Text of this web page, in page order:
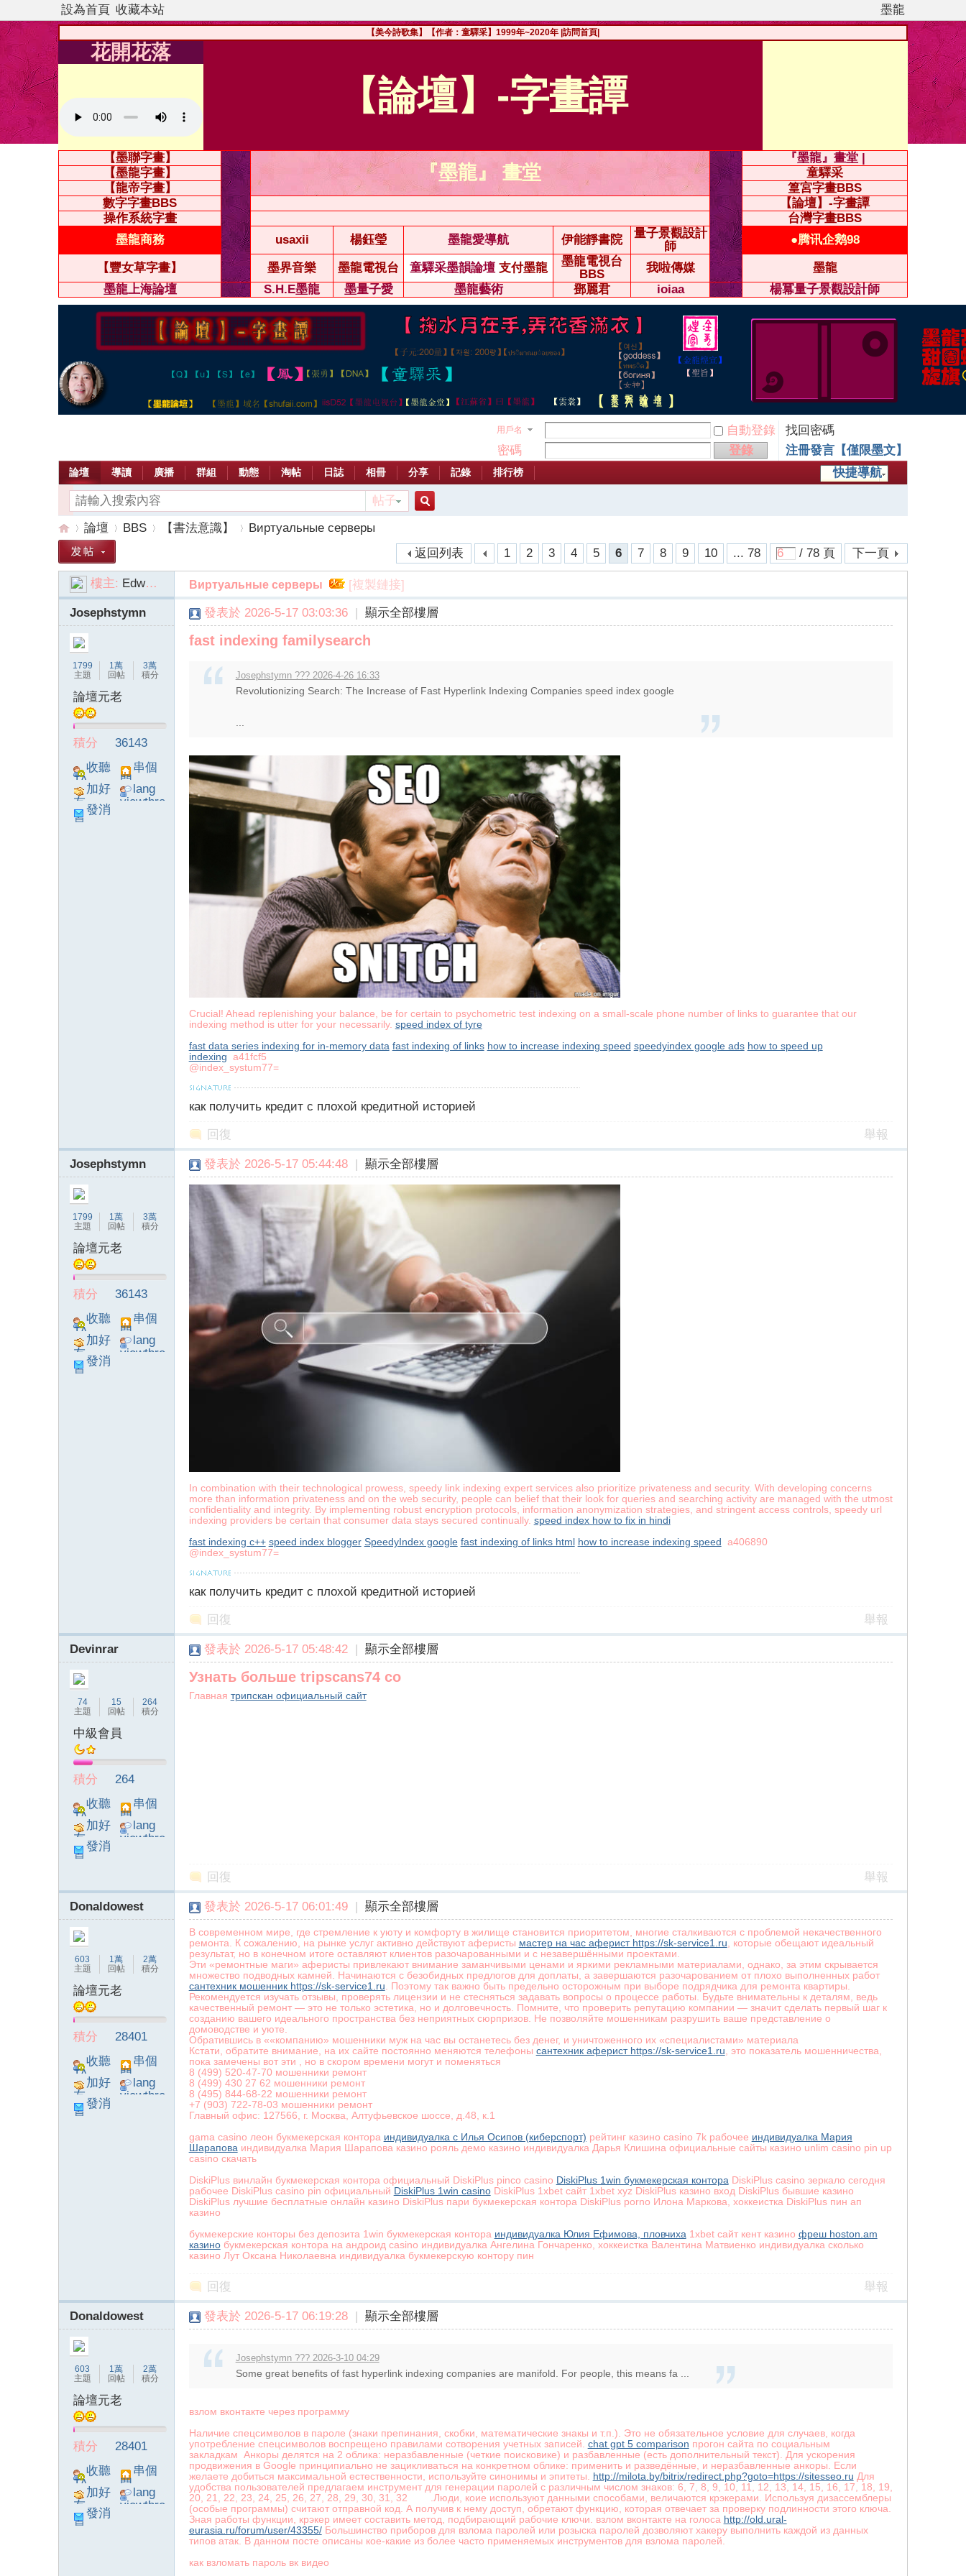
設為首頁 收藏本站 墨龍
【美今詩歌集】【作者：童驛采】1999年~2020年 |訪問首頁|
花開花落
【論壇】-字畫譚
【墨聯字畫】
『墨龍』 畫堂
『墨龍』畫堂 |
【墨龍字畫】
童驛采
【龍帝字畫】
篁宮字畫BBS
數字字畫BBS
【論壇】-字畫譚
操作系統字畫
台灣字畫BBS
墨龍商務
usaxii 楊鈺瑩 墨龍愛導航 伊能靜書院
量子景觀設計
師
●腾讯企鹅98
【豐女草字畫】 墨界音樂 墨龍電視台 童驛采墨韻論壇 支付墨龍
墨龍電視台
BBS
我啦傳媒
墨龍
墨龍上海論壇
S.H.E墨龍 墨量子愛 墨龍藝術 鄧麗君 ioiaa 楊冪量子景觀設計師
用戶名 自動登錄
找回密碼
密碼
登錄
注冊發言【僅限墨文】
快捷導航
論壇 導讀 廣播 群組 動態 淘帖 日誌 相冊 分享 記錄 排行榜
帖子
»
論壇
›
BBS
›
【書法意識】
›
Виртуальные серверы
1
2 3 4 5 6 7 8 9 10 ... 78 / 78 頁 下一頁
返回列表
樓主: EdwardslaMy Виртуальные серверы [複製鏈接]
Josephstymn
1799
主題
1萬
回帖
3萬
積分
論壇元老
積分
36143
收聽
TA
串個
門
加好
友
lang
viewthre
發消
息
發表於 2026-5-17 03:03:36 | 顯示全部樓層
fast indexing familysearch
Josephstymn ??? 2026-4-26 16:33
Revolutionizing Search: The Increase of Fast Hyperlink Indexing Companies speed index google
Crucial! Ahead replenishing your balance, be for certain to psychometric test indexing on a small-scale phone number of links to guarantee that our
indexing method is utter for your necessarily. speed index of tyre
fast data series indexing for in-memory data fast indexing of links how to increase indexing speed speedyindex google ads how to speed up
indexing a41fcf5
@index_systum77=
как получить кредит с плохой кредитной историей
回復 舉報
Josephstymn
1799
主題
1萬
回帖
3萬
積分
論壇元老
積分
36143
收聽
TA
串個
門
加好
友
lang
viewthre
發消
息
發表於 2026-5-17 05:44:48 | 顯示全部樓層
In combination with their technological prowess, speedy link indexing expert services also prioritize privateness and security. With developing concerns
more than information privateness and on the web security, people can belief that their look for queries and searching activity are managed with the utmost
confidentiality and integrity. By implementing robust encryption protocols, information anonymization strategies, and stringent access controls, speedy url
indexing providers be certain that consumer data stays secured continually. speed index how to fix in hindi
fast indexing c++ speed index blogger SpeedyIndex google fast indexing of links html how to increase indexing speed a406890
@index_systum77=
как получить кредит с плохой кредитной историей
回復 舉報
Devinrar
74
主題
15
回帖
264
積分
中級會員
積分
264
收聽
TA
串個
門
加好
友
lang
viewthre
發消
息
發表於 2026-5-17 05:48:42 | 顯示全部樓層
Узнать больше tripscans74 co
Главная трипскан официальный сайт
回復 舉報
Donaldowest
603
主題
1萬
回帖
2萬
積分
論壇元老
積分
28401
收聽
TA
串個
門
加好
友
lang
viewthre
發消
息
發表於 2026-5-17 06:01:49 | 顯示全部樓層
В современном мире, где стремление к уюту и комфорту в жилище становится приоритетом, многие сталкиваются с проблемой некачественного
ремонта. К сожалению, на рынке услуг активно действуют аферисты мастер на час аферист https://sk-service1.ru , которые обещают идеальный
результат, но в конечном итоге оставляют клиентов разочарованными и с незавершёнными проектами.
Эти «ремонтные маги» аферисты привлекают внимание заманчивыми ценами и яркими рекламными материалами, однако, за этим скрывается
множество подводных камней. Начинаются с безобидных предлогов для доплаты, а завершаются разочарованием от плохо выполненных работ
сантехник мошенник https://sk-service1.ru . Поэтому так важно быть предельно осторожным при выборе подрядчика для ремонта квартиры.
Рекомендуется изучать отзывы, проверять лицензии и не стесняться задавать вопросы о процессе работы. Будьте внимательны к деталям, ведь
качественный ремонт — это не только эстетика, но и долговечность. Помните, что проверить репутацию компании — значит сделать первый шаг к
созданию вашего идеального пространства без неприятных сюрпризов. Не позволяйте мошенникам разрушить ваше представление о
домоводстве и уюте.
Обратившись в ««компанию» мошенники муж на час вы останетесь без денег, и уничтоженного их «специалистами» материала
Кстати, обратите внимание, на их сайте постоянно меняются телефоны сантехник аферист https://sk-service1.ru , это показатель мошенничества,
пока замечены вот эти , но в скором времени могут и поменяться
8 (499) 520-47-70 мошенники ремонт
8 (499) 430 27 62 мошенники ремонт
8 (495) 844-68-22 мошенники ремонт
+7 (903) 722-78-03 мошенники ремонт
Главный офис: 127566, г. Москва, Алтуфьевское шоссе, д.48, к.1
gama casino леон букмекерская контора индивидуалка с Илья Осипов (киберспорт) рейтинг казино casino 7k рабочее индивидуалка Мария
Шарапова индивидуалка Мария Шарапова казино рояль демо казино индивидуалка Дарья Клишина официальные сайты казино unlim casino pin up
casino скачать
DiskiPlus винлайн букмекерская контора официальный DiskiPlus pinco casino DiskiPlus 1win букмекерская контора DiskiPlus casino зеркало сегодня
рабочее DiskiPlus casino pin официальный DiskiPlus 1win casinoDiskiPlus 1xbet сайт 1xbet xyz DiskiPlus казино вход DiskiPlus бывшие казино
DiskiPlus лучшие бесплатные онлайн казино DiskiPlus пари букмекерская контора DiskiPlus porno Илона Маркова, хоккеистка DiskiPlus пин ап
казино
букмекерские конторы без депозита 1win букмекерская контора индивидуалка Юлия Ефимова, пловчиха 1xbet сайт кент казино фреш hoston.am
казинобукмекерская контора на андроид casino индивидуалка Ангелина Гончаренко, хоккеистка Валентина Матвиенко индивидуалка сколько
казино Лут Оксана Николаевна индивидуалка букмекерскую контору пин
回復 舉報
Donaldowest
603
主題
1萬
回帖
2萬
積分
論壇元老
積分
28401
收聽
TA
串個
門
加好
友
lang
viewthre
發消
息
發表於 2026-5-17 06:19:28 | 顯示全部樓層
Josephstymn ??? 2026-3-10 04:29
Some great benefits of fast hyperlink indexing companies are manifold. For people, this means fa ...
взлом вконтакте через программу
Наличие спецсимволов в пароле (знаки препинания, скобки, математические знакы и т.п.). Это не обязательное условие для случаев, когда
употребление спецсимволов воспрещено правилами сотворения учетных записей. chat gpt 5 comparison прогон сайта по социальным
закладкам Анкоры делятся на 2 облика: неразбавленные (четкие поисковике) и разбавленные (есть дополнительный текст). Для ускорения
продвижения в Google принципиально не зацикливаться на конкретном облике: применить и разведённые, и неразбавленные анкоры. Если
желаете добиться максимальной естественности, используйте синонимы и эпитеты. http://milota.by/bitrix/redirect.php?goto=https://sitesseo.ru Для
удобства пользователей предлагаем инструмент для генерации паролей с различным числом знаков: 6, 7, 8, 9, 10, 11, 12, 13, 14, 15, 16, 17, 18, 19,
20, 21, 22, 23, 24, 25, 26, 27, 28, 29, 30, 31, 32 .Люди, коие используют данными способами, величаются крэкерами. Используя дизассемблеры
(особые программы) считают отправной код. А получив к нему доступ, обретают функцию, которая отвечает за проверку подлинности этого ключа.
Зная работы функции, крэкер имеет составить метод, подбирающий рабочие ключи. взлом вконтакте на голоса http://old.ural-
eurasia.ru/forum/user/43355/Большинство приборов для взлома паролей или розыска паролей дозволяют хакеру выполнить каждой из данных
типов атак. В данном посте описаны кое-какие из более часто применяемых инструментов для взлома паролей.
как взломать пароль вк видео